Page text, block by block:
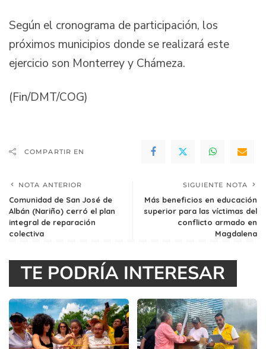
Según el cronograma de participación, los
próximos municipios donde se realizará este
ejercicio son Monterrey y Chámeza.
(Fin/DMT/COG)
COMPARTIR EN
NOTA ANTERIOR
Comunidad de San José de
Albán (Nariño) cerró el plan
integral de reparación
colectiva
SIGUIENTE NOTA
Más beneficios en educación
superior para las víctimas del
conflicto armado en
Magdalena
TE PODRÍA INTERESAR